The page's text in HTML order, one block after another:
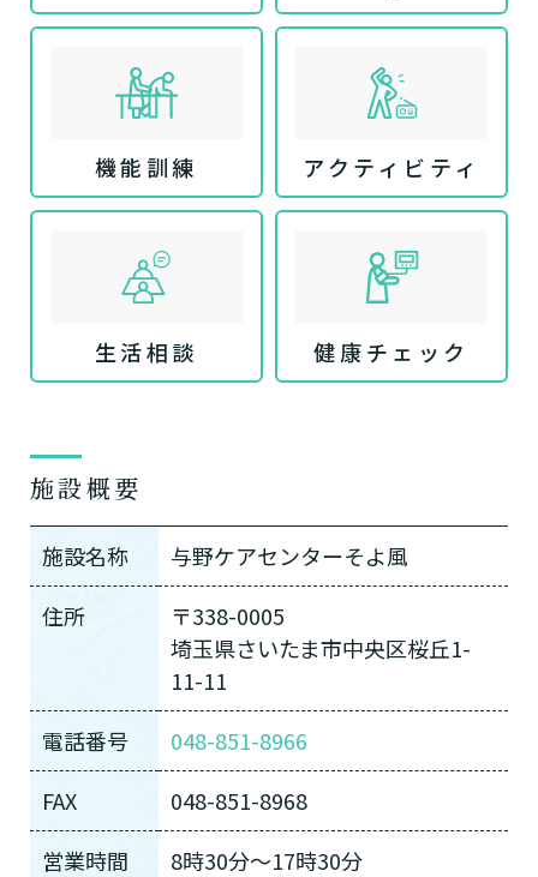
機能訓練 アクティビティ
生活相談 健康チェック
施設概要
施設名称
与野ケアセンターそよ風
住所
〒338-0005
埼玉県さいたま市中央区桜丘1-
11-11
電話番号
048-851-8966
FAX
048-851-8968
営業時間
8時30分〜17時30分